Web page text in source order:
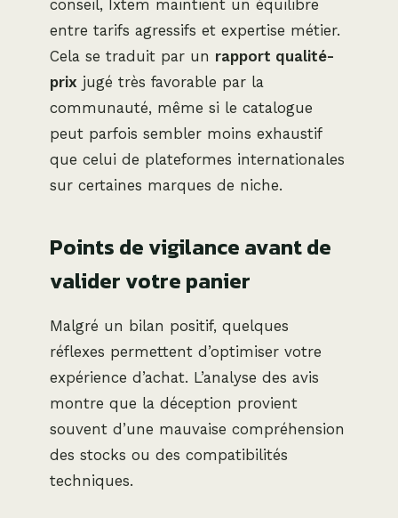
conseil, Ixtem maintient un équilibre
entre tarifs agressifs et expertise métier.
Cela se traduit par un rapport qualité-
prix jugé très favorable par la
communauté, même si le catalogue
peut parfois sembler moins exhaustif
que celui de plateformes internationales
sur certaines marques de niche.
Points de vigilance avant de
valider votre panier
Malgré un bilan positif, quelques
réflexes permettent d’optimiser votre
expérience d’achat. L’analyse des avis
montre que la déception provient
souvent d’une mauvaise compréhension
des stocks ou des compatibilités
techniques.